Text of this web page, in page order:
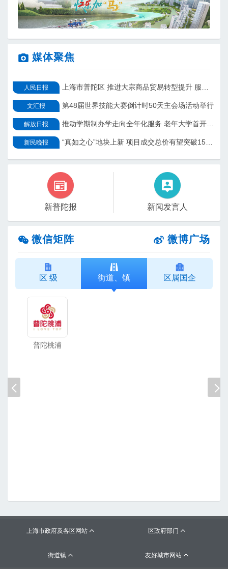
媒体聚焦
人民日报 上海市普陀区 推进大宗商品贸易转型提升 服务上海国际贸易中心建设
文汇报 第48届世界技能大赛倒计时50天主会场活动举行
解放日报 推动学期制办学走向全年化服务 老年大学首开特色暑期课程
新民晚报 “真如之心”地块上新 项目成交总价有望突破150亿元
新普陀报 新闻发言人
微信矩阵 微博广场
区 级 街道、镇 区属国企
普陀桃浦
上海市政府及各区网站  区政府部门 
街道镇  友好城市网站 